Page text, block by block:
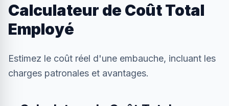
Calculateur de Coût Total
Employé
Estimez le coût réel d'une embauche, incluant les
charges patronales et avantages.